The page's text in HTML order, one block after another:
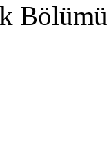
Bölümü